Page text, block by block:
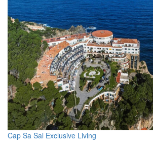
Cap Sa Sal Exclusive Living